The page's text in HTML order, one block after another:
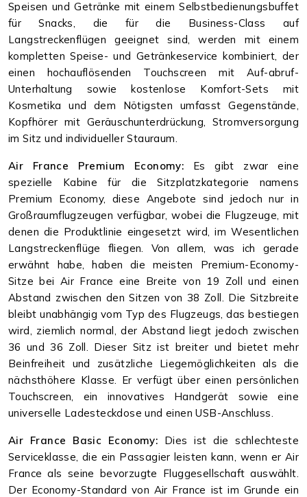
Speisen und Getränke mit einem Selbstbedienungsbuffet
für Snacks, die für die Business-Class auf
Langstreckenflügen geeignet sind, werden mit einem
kompletten Speise- und Getränkeservice kombiniert, der
einen hochauflösenden Touchscreen mit Auf-abruf-
Unterhaltung sowie kostenlose Komfort-Sets mit
Kosmetika und dem Nötigsten umfasst Gegenstände,
Kopfhörer mit Geräuschunterdrückung, Stromversorgung
im Sitz und individueller Stauraum.
Air France Premium Economy: Es gibt zwar eine
spezielle Kabine für die Sitzplatzkategorie namens
Premium Economy, diese Angebote sind jedoch nur in
Großraumflugzeugen verfügbar, wobei die Flugzeuge, mit
denen die Produktlinie eingesetzt wird, im Wesentlichen
Langstreckenflüge fliegen. Von allem, was ich gerade
erwähnt habe, haben die meisten Premium-Economy-
Sitze bei Air France eine Breite von 19 Zoll und einen
Abstand zwischen den Sitzen von 38 Zoll. Die Sitzbreite
bleibt unabhängig vom Typ des Flugzeugs, das bestiegen
wird, ziemlich normal, der Abstand liegt jedoch zwischen
36 und 36 Zoll. Dieser Sitz ist breiter und bietet mehr
Beinfreiheit und zusätzliche Liegemöglichkeiten als die
nächsthöhere Klasse. Er verfügt über einen persönlichen
Touchscreen, ein innovatives Handgerät sowie eine
universelle Ladesteckdose und einen USB-Anschluss.
Air France Basic Economy: Dies ist die schlechteste
Serviceklasse, die ein Passagier leisten kann, wenn er Air
France als seine bevorzugte Fluggesellschaft auswählt.
Der Economy-Standard von Air France ist im Grunde ein